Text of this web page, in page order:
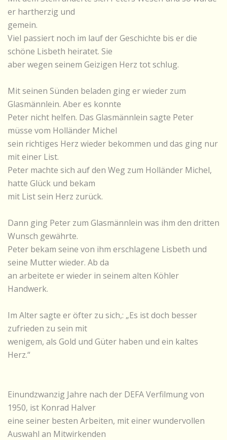
er hartherzig und
gemein.
Viel passiert noch im lauf der Geschichte bis er die
schöne Lisbeth heiratet. Sie
aber wegen seinem Geizigen Herz tot schlug.
Mit seinen Sünden beladen ging er wieder zum
Glasmännlein. Aber es konnte
Peter nicht helfen. Das Glasmännlein sagte Peter
müsse vom Holländer Michel
sein richtiges Herz wieder bekommen und das ging nur
mit einer List.
Peter machte sich auf den Weg zum Holländer Michel,
hatte Glück und bekam
mit List sein Herz zurück.
Dann ging Peter zum Glasmännlein was ihm den dritten
Wunsch gewährte.
Peter bekam seine von ihm erschlagene Lisbeth und
seine Mutter wieder. Ab da
an arbeitete er wieder in seinem alten Köhler
Handwerk.
Im Alter sagte er öfter zu sich,: „Es ist doch besser
zufrieden zu sein mit
wenigem, als Gold und Güter haben und ein kaltes
Herz.“
Einundzwanzig Jahre nach der DEFA Verfilmung von
1950, ist Konrad Halver
eine seiner besten Arbeiten, mit einer wundervollen
Auswahl an Mitwirkenden